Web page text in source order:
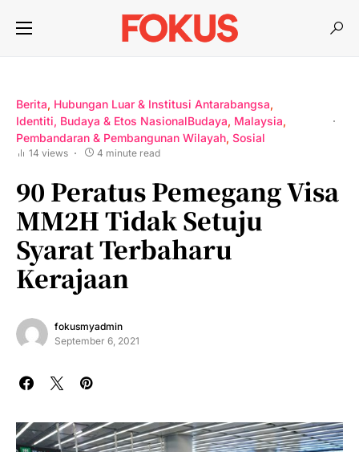
Berita Hubungan Luar & Institusi Antarabangsa
Identiti, Budaya & Etos NasionalBudaya Malaysia
Pembandaran & Pembangunan Wilayah Sosial
14 views 4 minute read
90 Peratus Pemegang Visa
MM2H Tidak Setuju
Syarat Terbaharu
Kerajaan
fokusmyadmin
September 6, 2021